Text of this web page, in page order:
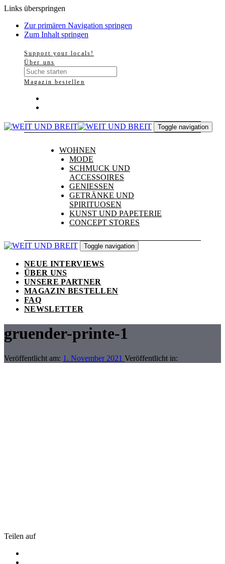
Links überspringen
Zur primären Navigation springen
Zum Inhalt springen
Support your locals!
Über uns
Magazin bestellen
Toggle navigation
WOHNEN
MODE
SCHMUCK UND
ACCESSOIRES
GENIESSEN
GETRÄNKE UND
SPIRITUOSEN
KUNST UND PAPETERIE
CONCEPT STORES
Toggle navigation
NEUE INTERVIEWS
ÜBER UNS
UNSERE PARTNER
MAGAZIN BESTELLEN
FAQ
NEWSLETTER
gruender-printe-1
Veröffentlicht am: 1. November 2021 Veröffentlicht in:
Teilen auf